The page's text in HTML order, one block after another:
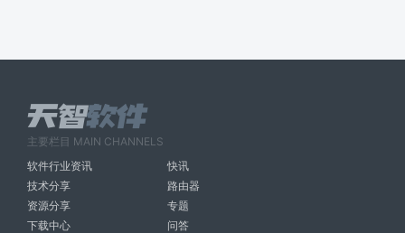
主要栏目 MAIN CHANNELS
软件行业资讯
快讯
技术分享
路由器
资源分享
专题
下载中心
问答